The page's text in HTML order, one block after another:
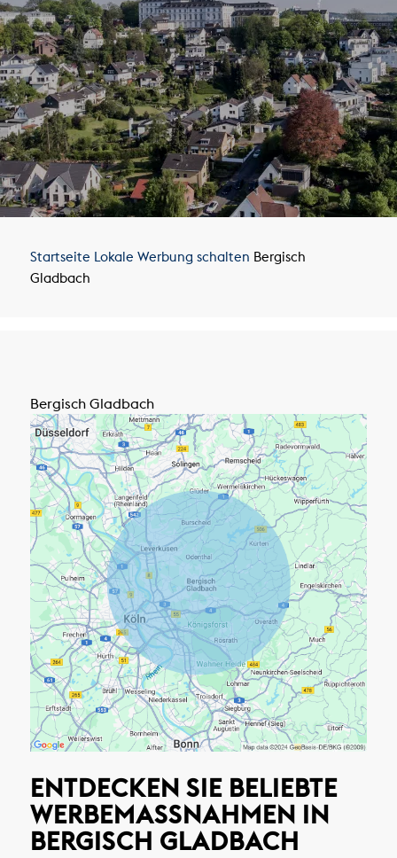
Startseite Lokale Werbung schalten Bergisch
Gladbach
ENTDECKEN SIE BELIEBTE
WERBEMASSNAHMEN IN B
ERGISCH GLADBACH
Bergisch Gladbach